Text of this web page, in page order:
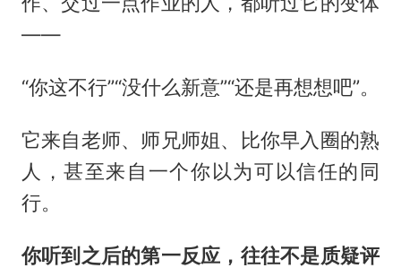
——
“你这不行”“没什么新意”“还是再想想吧”。
它来自老师、师兄师姐、比你早入圈的熟
人，甚至来自一个你以为可以信任的同
行。
你听到之后的第一反应，往往不是质疑评